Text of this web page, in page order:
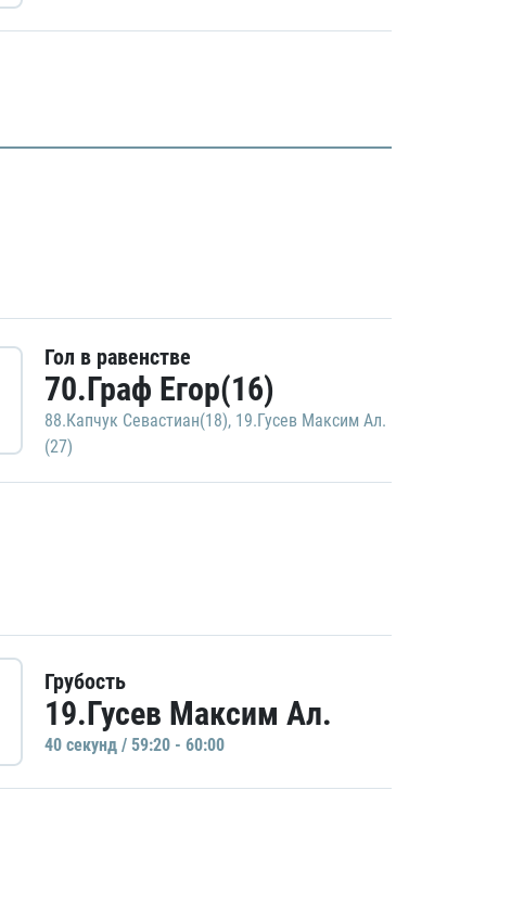
Гол в равенстве
70.Граф Егор(16)
88.Капчук Севастиан(18), 19.Гусев Максим Ал.
(27)
Грубость
19.Гусев Максим Ал.
40 секунд / 59:20 - 60:00